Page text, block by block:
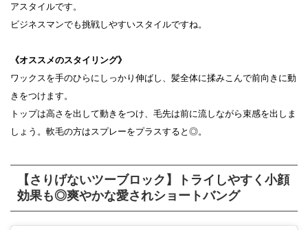
アスタイルです。
ビジネスマンでも挑戦しやすいスタイルですね。
《オススメのスタイリング》
ワックスを手のひらにしっかり伸ばし、髪全体に揉みこんで前向きに動
きをつけます。
トップは高さを出して動きをつけ、毛先は前に流しながら束感を出しま
しょう。軟毛の方はスプレーをプラスすると◎。
【さりげないツーブロック】トライしやすく小顔
効果も◎爽やかな愛されショートバング